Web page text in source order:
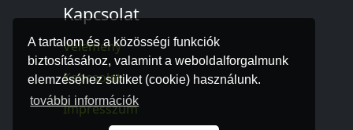
A tartalom és a közösségi funkciók
biztosításához, valamint a weboldalforgalmunk
elemzéséhez sütiket (cookie) használunk.
további információk
Kapcsolat
Vélemény
Kapcsolat
Impresszum